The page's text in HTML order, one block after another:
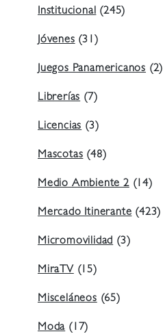
Institucional (245)
Jóvenes (31)
Juegos Panamericanos (2)
Librerías (7)
Licencias (3)
Mascotas (48)
Medio Ambiente 2(14)
Mercado Itinerante (423)
Micromovilidad (3)
MiraTV (15)
Misceláneos (65)
Moda (17)